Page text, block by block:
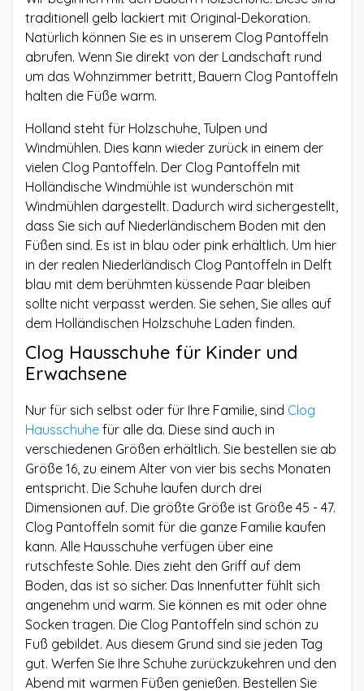
traditionell gelb lackiert mit Original-Dekoration.
Natürlich können Sie es in unserem Clog Pantoffeln
abrufen. Wenn Sie direkt von der Landschaft rund
um das Wohnzimmer betritt, Bauern Clog Pantoffeln
halten die Füße warm.
Holland steht für Holzschuhe, Tulpen und
Windmühlen. Dies kann wieder zurück in einem der
vielen Clog Pantoffeln. Der Clog Pantoffeln mit
Holländische Windmühle ist wunderschön mit
Windmühlen dargestellt. Dadurch wird sichergestellt,
dass Sie sich auf Niederländischem Boden mit den
Füßen sind. Es ist in blau oder pink erhältlich. Um hier
in der realen Niederländisch Clog Pantoffeln in Delft
blau mit dem berühmten küssende Paar bleiben
sollte nicht verpasst werden. Sie sehen, Sie alles auf
dem Holländischen Holzschuhe Laden finden.
Clog Hausschuhe für Kinder und
Erwachsene
Nur für sich selbst oder für Ihre Familie, sind Clog
Hausschuhe für alle da. Diese sind auch in
verschiedenen Größen erhältlich. Sie bestellen sie ab
Größe 16, zu einem Alter von vier bis sechs Monaten
entspricht. Die Schuhe laufen durch drei
Dimensionen auf. Die größte Größe ist Größe 45 - 47.
Clog Pantoffeln somit für die ganze Familie kaufen
kann. Alle Hausschuhe verfügen über eine
rutschfeste Sohle. Dies zieht den Griff auf dem
Boden, das ist so sicher. Das Innenfutter fühlt sich
angenehm und warm. Sie können es mit oder ohne
Socken tragen. Die Clog Pantoffeln sind schön zu
Fuß gebildet. Aus diesem Grund sind sie jeden Tag
gut. Werfen Sie Ihre Schuhe zurückzukehren und den
Abend mit warmen Füßen genießen. Bestellen Sie